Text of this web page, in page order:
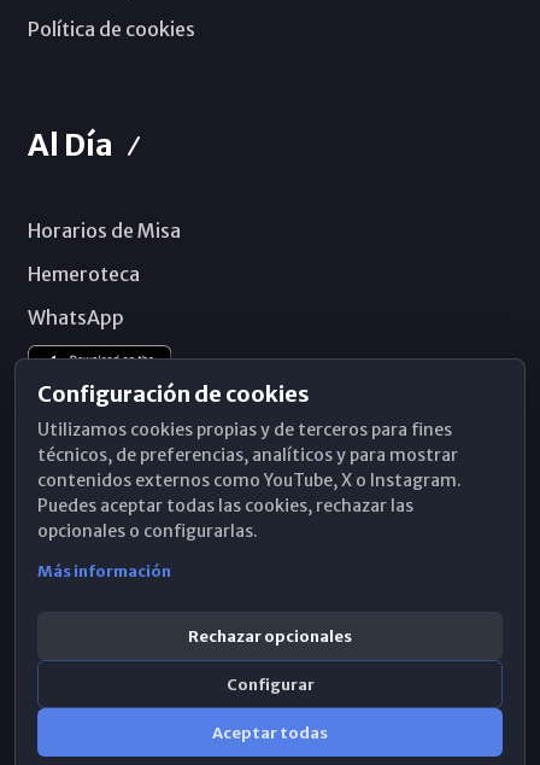
Política de cookies
Al Día
Horarios de Misa
Hemeroteca
WhatsApp
Configuración de cookies
Utilizamos cookies propias y de terceros para fines
técnicos, de preferencias, analíticos y para mostrar
contenidos externos como YouTube, X o Instagram.
Puedes aceptar todas las cookies, rechazar las
opcionales o configurarlas.
Más información
Rechazar opcionales
Configurar
Aceptar todas